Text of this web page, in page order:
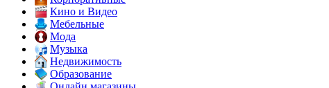
Кино и Видео
Мебельные
Мода
Музыка
Недвижимость
Образование